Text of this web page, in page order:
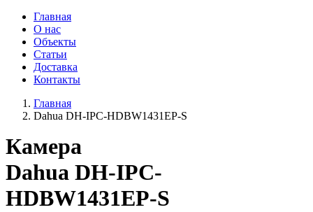
Главная
О нас
Объекты
Статьи
Доставка
Контакты
Главная
Dahua DH-IPC-HDBW1431EP-S
Камера
Dahua DH-IPC-
HDBW1431EP-S